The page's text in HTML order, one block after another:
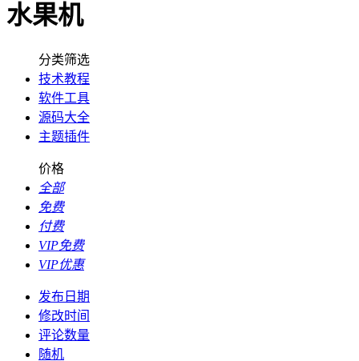
水果机
分类筛选
技术教程
软件工具
源码大全
主题插件
价格
全部
免费
付费
VIP免费
VIP优惠
发布日期
修改时间
评论数量
随机